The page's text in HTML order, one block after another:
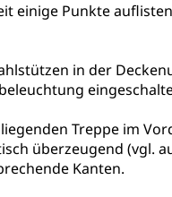
einige Punkte
in der
Treppe im
überzeugend (vgl.
Kanten.